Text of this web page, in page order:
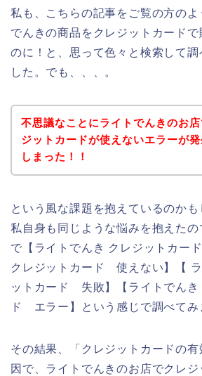
私も、こちらの記事をご覧の方のよ
でんきの商品をクレジットカード
のに！と、思って色々と検索して調
した。でも、、、。
不思議なことにライトでんきのお店
ジットカードが使えないエラーが
しまった！！
という風な課題を抱えているのか
私自身も同じような悩みを抱えたの
で【ライトでんき クレジットカー
クレジットカード 使えない】【
ットカード 失敗】【ライトでんき
ド エラー】という感じで調べてみ
その結果、「クレジットカードの
因で、ライトでんきのお店でクレ